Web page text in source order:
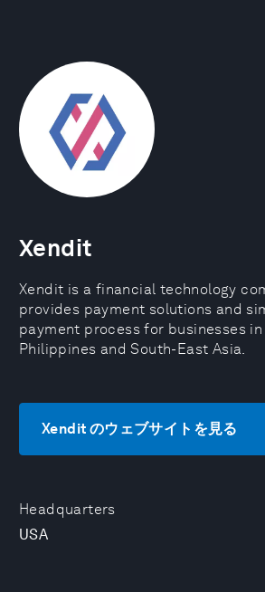
Headquarters
USA
Xendit
Xendit is a financial technology
provides payment solutions and
payment process for businesses
Philippines and South-East Asia.
Xendit のウェブサイトを見る